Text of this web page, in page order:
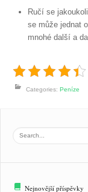
Ručí se
se může jednat
mnohé další a
Categories:Peníze
Nejnovější příspěvky